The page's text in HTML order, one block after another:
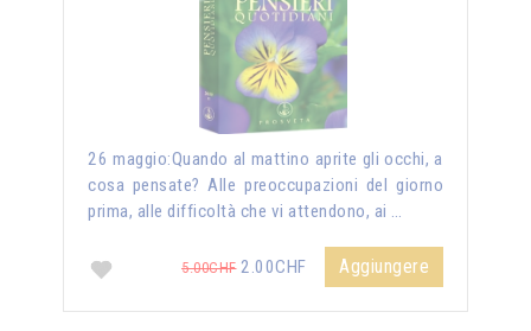
26 maggio:Quando al mattino aprite gli occhi, a
cosa pensate? Alle preoccupazioni del giorno
prima, alle difficoltà che vi attendono, ai …
5.00CHF2.00CHF Aggiungere